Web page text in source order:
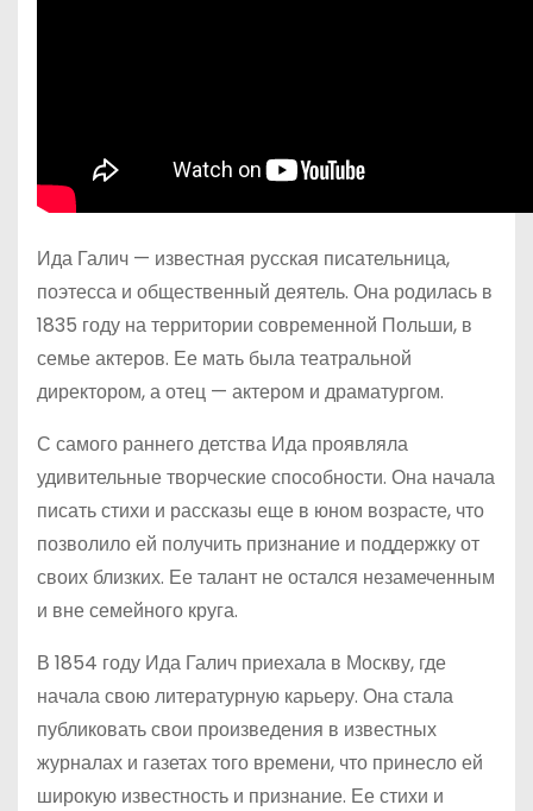
Ида Галич — известная русская писательница,
поэтесса и общественный деятель. Она родилась в
1835 году на территории современной Польши, в
семье актеров. Ее мать была театральной
директором, а отец — актером и драматургом.
С самого раннего детства Ида проявляла
удивительные творческие способности. Она начала
писать стихи и рассказы еще в юном возрасте, что
позволило ей получить признание и поддержку от
своих близких. Ее талант не остался незамеченным
и вне семейного круга.
В 1854 году Ида Галич приехала в Москву, где
начала свою литературную карьеру. Она стала
публиковать свои произведения в известных
журналах и газетах того времени, что принесло ей
широкую известность и признание. Ее стихи и